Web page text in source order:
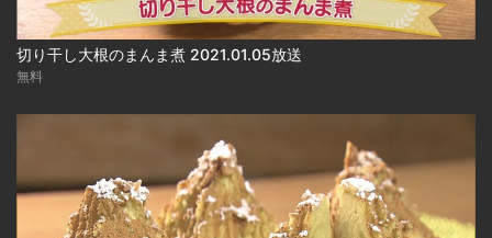
切り干し大根のまんま煮 2021.01.05放送
無料